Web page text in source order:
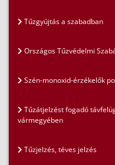
Tűzgyújtás a szabadban
Országos Tűzvédelmi
Szén-monoxid-érzékelők
Tűzátjelzést fogadó
vármegyében
Tűzjelzés, téves jelzés